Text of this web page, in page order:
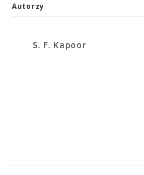
Autorzy
S. F. Kapoor